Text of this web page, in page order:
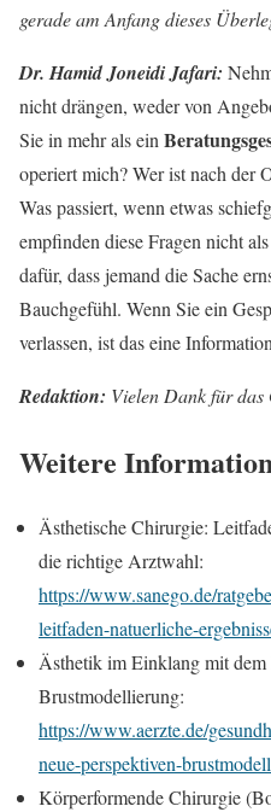
gerade am Anfang dieses
Dr. Hamid Joneidi Jafari:
nicht drängen, weder von
Sie in mehr als ein
operiert mich? Wer ist nach der
Was passiert, wenn etwas
empfinden diese Fragen nicht
dafür, dass jemand die Sache
Bauchgefühl. Wenn Sie ein
verlassen, ist das eine
Redaktion: Vielen Dank für
Weitere
Ästhetische Chirurgie:
die richtige Arztwahl:
https://www.sanego.de/
leitfaden-natuerliche-
Ästhetik im Einklang mit
Brustmodellierung:
https://www.aerzte.de/
neue-perspektiven-
Körperformende Chirurgie